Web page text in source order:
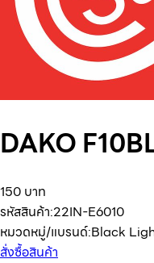
DAKO
150 บาท
รหัสสินค้า:22IN-E6010
หมวดหมู่/แบรนด์:Black
สั่งซื้อสินค้า